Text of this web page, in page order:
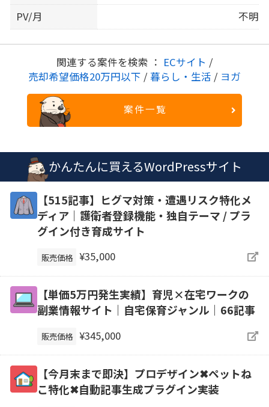
PV/月 不明
関連する案件を検索 ： ECサイト /
売却希望価格20万円以下 / 暮らし・生活 / ヨガ
案件一覧
かんたんに買えるWordPressサイト
【515記事】ヒグマ対策・遭遇リスク特化メ
ディア｜護衛者登録機能・独自テーマ / プラ
グイン付き育成サイト
販売価格 ¥35,000
【単価5万円発生実績】育児×在宅ワークの
副業情報サイト｜自宅保育ジャンル｜66記事
販売価格 ¥345,000
【今月末まで即決】プロデザイン✖ペットね
こ特化✖自動記事生成プラグイン実装